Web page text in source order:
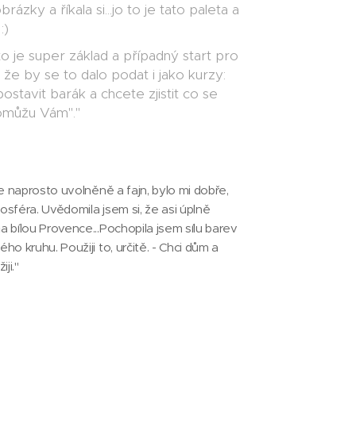
a říkala si...jo to je tato paleta a
je super základ a případný start pro
že by se to dalo podat i jako kurzy:
barák a chcete zjistit co se
Vám"."
naprosto uvolněně a fajn, bylo mi dobře,
Uvědomila jsem si, že asi úplně
bílou Provence...Pochopila jsem sílu barev
kruhu. Použiji to, určitě. - Chci dům a